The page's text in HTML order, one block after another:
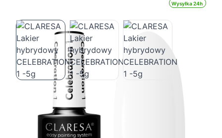
Wysyłka 24h
CLARESA Lakier hybrydowy
CELEBRATION 1 -5g